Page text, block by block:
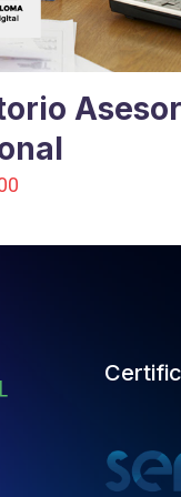
Asesor